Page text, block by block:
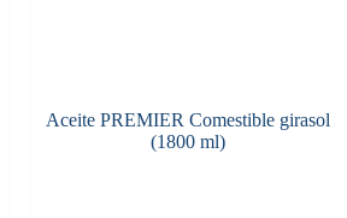
Aceite PREMIER Comestible girasol
(1800 ml)